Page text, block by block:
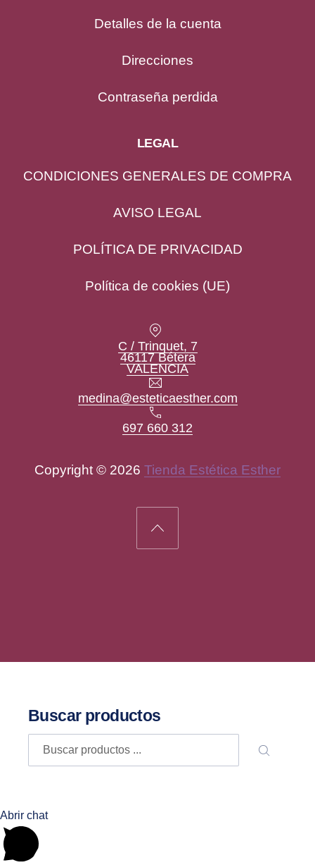
Detalles de la cuenta
Direcciones
Contraseña perdida
LEGAL
CONDICIONES GENERALES DE COMPRA
AVISO LEGAL
POLÍTICA DE PRIVACIDAD
Política de cookies (UE)
C / Trinquet, 7
46117 Bétera
VALENCIANew Window
Email
medina@esteticaesther.com
Teléfono
697 660 312
Copyright © 2026 Tienda Estética Esther
Back to Top
Buscar productos
Buscar
BUSCAR
Abrir chat